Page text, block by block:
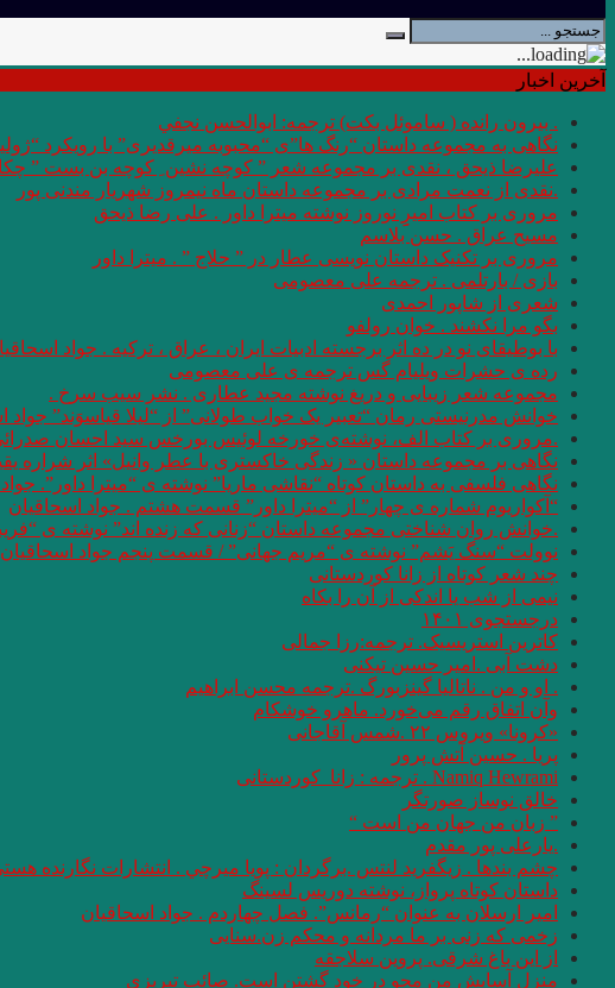
آخرین اخبار
. بيرون رانده ( ساموئل بكت) ترجمه: ابوالحسن نجفي
نگاهی به مجموعه داستان “رنگ ها”ی “محبوبه میرقدیری” با رویکرد
علیرضا ذیحق ، نقدی بر مجموعه شعر ” کوچه نشین ِ کوچه بن بست ”
.نقدی از نعمت مرادی بر مجموعه داستان ماه نیمروز شهریار مندنی پور
مروری بر کتاب امیرِِِ نوروز نوشته میترا داور . علی رضا ذیحق
مسیح عراق . حسن بلاسم
مروری بر تکنیک داستان نویسی عطار در ” حلاج ” . میترا داور
بازی / بارتلمی . ترجمه علی معصومی
شعری از شاپور احمدی
بگو مرا نکشند . خوان رولفو
با بوطیقای نو در ده اثر برجسته ادبیات ایران ، عراق ، ترکیه . جواد
رده ى حشرات ویلیام گس ترجمه ی علی معصومی
مجموعه شعر زیبایی و دریغ نوشته مجید عطاری . نشر سیب سرخ .
خوانش مدرنیستی رمان “تعبیر یک خواب طولانی” از “لیلا قیاسوَند”
.مروری بر کتاب الف، نوشته‌ی خورخه لوئیس بورخس سید احسان
نگاهی بر مجموعه داستان « زندگی خاکستری با عطر وانیل» اثر شراره
نگاهی فلسفی به داستان کوتاه “نقاشی ماریا” نوشته ی “میترا داور”.
“آکواریوم شماره ی چهار” از “میترا داور” قسمت هشتم . جواد اسحاقیان
.خوانش روان شناختی مجموعه داستان “زنانی که زنده اند” نوشته ی
نوولت “سنگ یَشم” نوشته ی “مریم جهانی” / قسمت پنجم جواد اسحاقیان
چند شعر کوتاه از زانا کوردستانی
نيمى از شب يا اندكى از آن را بكاه
درجستجوی ۱۴۰۱
کاترین استریسیک. ترجمه:رزا جمالی
دشت آبی .امیر حسین تیکنی
. او و من . ناتالیا گینزبورگ .ترجمه محسن ابراهیم
وآن اتفاق رقم می‌خورد. ماهرو خوشکام
«کرونا» ویروس ۲۲ .شمس آقاجانی
پریا . حسین آتش پرور
Namiq Hewrami . ترجمه : زانا_کوردستانی
خالق نوساز صورتگر
” زبان من جهان من است “
.یارعلی پور مقدم
چشم بندها . زیگفرید لنتس .برگردان : پويا ميرچي . انتشارات نگارنده
داستان کوتاه پرواز، نوشته دوریس لسینگ
امیر ارسلان به عنوان “رمانس”. فصل چهاردم . جواد اسحاقیان
زخمی که زنی بر ما مردانه و محکم زن.سنایی
از این باغ شرقی. پروین سلاجقه
منزل آسایش من محو در خود گشتن است. صائب تبریزی